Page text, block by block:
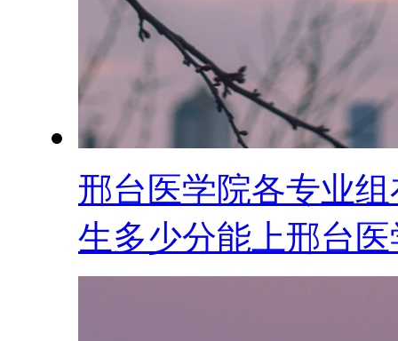
邢台医学院各专业
生多少分能上邢台